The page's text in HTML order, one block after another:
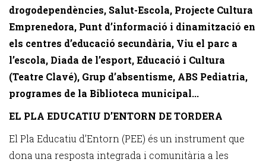
drogodependències, Salut-Escola, Projecte Cultura
Emprenedora, Punt d’informació i dinamització en
els centres d’educació secundària, Viu el parc a
l’escola, Diada de l’esport, Educació i Cultura
(Teatre Clavé), Grup d’absentisme, ABS Pediatria,
programes de la Biblioteca municipal...
EL PLA EDUCATIU D’ENTORN DE TORDERA
El Pla Educatiu d’Entorn (PEE) és un instrument que
dona una resposta integrada i comunitària a les